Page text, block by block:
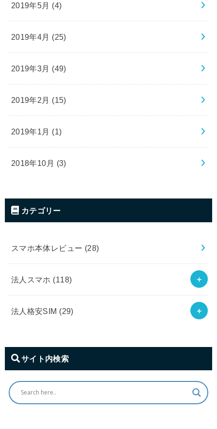
2019年5月 (4)
2019年4月 (25)
2019年3月 (49)
2019年2月 (15)
2019年1月 (1)
2018年10月 (3)
カテゴリー
スマホ本体レビュー (28)
法人スマホ (118)
法人格安SIM (29)
サイト内検索